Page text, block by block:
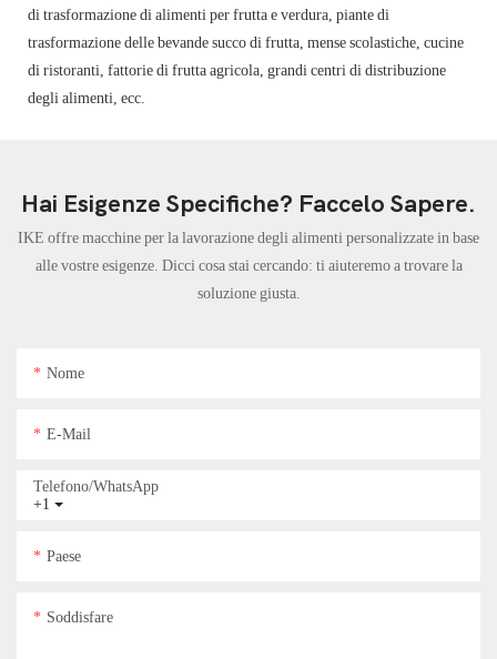
di trasformazione di alimenti per frutta e verdura, piante di
trasformazione delle bevande succo di frutta, mense scolastiche, cucine
di ristoranti, fattorie di frutta agricola, grandi centri di distribuzione
degli alimenti, ecc.
Hai Esigenze Specifiche? Faccelo Sapere.
IKE offre macchine per la lavorazione degli alimenti personalizzate in base
alle vostre esigenze. Dicci cosa stai cercando: ti aiuteremo a trovare la
soluzione giusta.
Nome
E-Mail
+1
Telefono/WhatsApp
Paese
Soddisfare